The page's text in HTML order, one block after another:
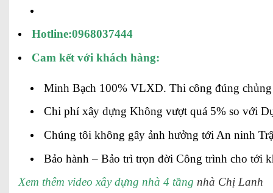
Hotline:0968037444
Cam kết với khách hàng:
Minh Bạch 100% VLXD. Thi công đúng
Chi phí xây dựng Không vượt quá 5% so với
Chúng tôi không gây ảnh hưởng tới An ninh
Bảo hành – Bảo trì trọn đời Công trình cho tới
Xem thêm video xây dựng nhà 4 tầng nhà Chị Lanh